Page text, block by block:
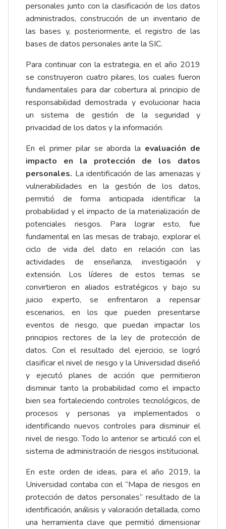
personales junto con la clasificación de los datos
administrados, construcción de un inventario de
las bases y, posteriormente, el registro de las
bases de datos personales ante la SIC.
Para continuar con la estrategia, en el año 2019
se construyeron cuatro pilares, los cuales fueron
fundamentales para dar cobertura al principio de
responsabilidad demostrada y evolucionar hacia
un sistema de gestión de la seguridad y
privacidad de los datos y la información.
En el primer pilar se aborda la evaluación de
impacto en la protección de los datos
personales. La identificación de las amenazas y
vulnerabilidades en la gestión de los datos,
permitió de forma anticipada identificar la
probabilidad y el impacto de la materialización de
potenciales riesgos. Para lograr esto, fue
fundamental en las mesas de trabajo, explorar el
ciclo de vida del dato en relación con las
actividades de enseñanza, investigación y
extensión. Los líderes de estos temas se
convirtieron en aliados estratégicos y bajo su
juicio experto, se enfrentaron a repensar
escenarios, en los que pueden presentarse
eventos de riesgo, que puedan impactar los
principios rectores de la ley de protección de
datos. Con el resultado del ejercicio, se logró
clasificar el nivel de riesgo y la Universidad diseñó
y ejecutó planes de acción que permitieron
disminuir tanto la probabilidad como el impacto
bien sea fortaleciendo controles tecnológicos, de
procesos y personas ya implementados o
identificando nuevos controles para disminuir el
nivel de riesgo. Todo lo anterior se articuló con el
sistema de administración de riesgos institucional.
En este orden de ideas, para el año 2019, la
Universidad contaba con el “Mapa de riesgos en
protección de datos personales” resultado de la
identificación, análisis y valoración detallada, como
una herramienta clave que permitió dimensionar